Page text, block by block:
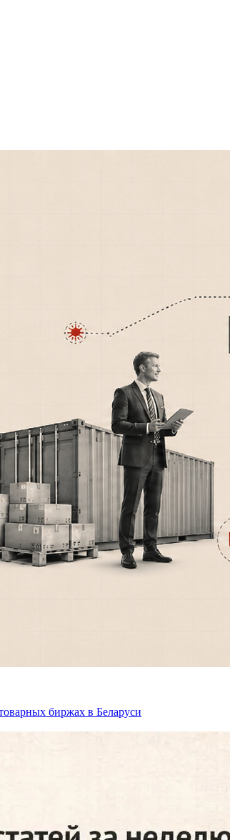
биржах в Беларуси